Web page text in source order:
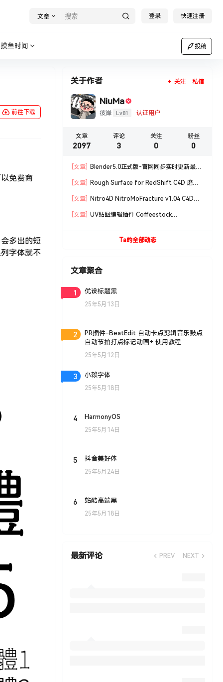
文章 登录 快速注册
摸鱼时间 投稿
前往下载
免费商
多出的短
字体就不
关于作者 关注 私信
NiuMa
彼岸 Lv81 认证用户
文章
2097
评论
3
关注
0
粉丝
0
[文章]
Blender5.0正式版-官网同步实时更新最新
[文章]
Rough Surface for RedShift C4D 磨损
[文章]
Nitro4D NitroMoFracture v1.04 C4D插
[文章]
UV贴图编辑插件 Coffeestock
Ta的全部动态
文章聚合
1 优设标题黑
25年5月13日
2
PR插件-BeatEdit 自动卡点剪辑音乐鼓点
自动节拍打点标记动画+ 使用教程
25年5月12日
3 小赖字体
25年5月18日
4 HarmonyOS
25年5月14日
5 抖音美好体
25年5月24日
6 站酷高端黑
25年5月18日
最新评论 PREV NEXT